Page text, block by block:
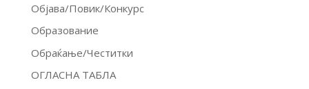
Објава/Повик/Конкурс
Образование
Обраќање/Честитки
ОГЛАСНА ТАБЛА